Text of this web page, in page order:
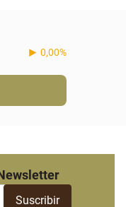
0,00%